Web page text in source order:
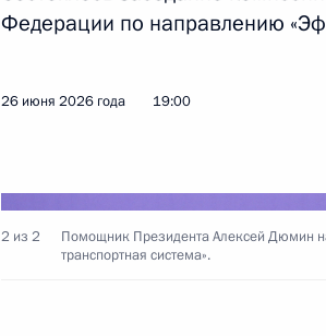
Мария Львова-Белова посетила
В России во исполнение
за рубежом
Федерации по направлению
26 июня 2026 года 19:00
2 из 2
Помощник Президента Алексей Дюмин
транспортная система».